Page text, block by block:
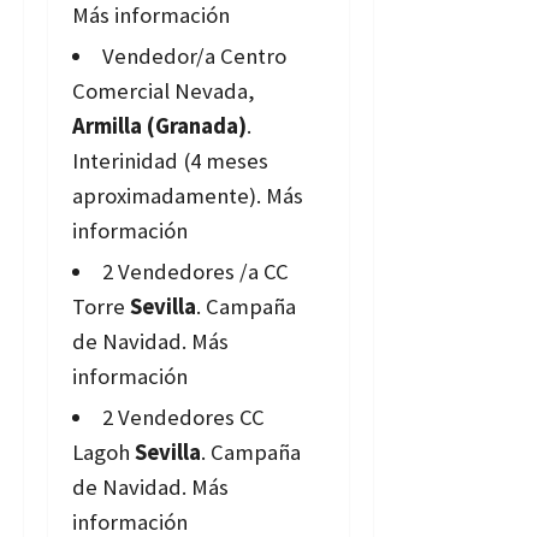
Más información
Vendedor/a Centro
Comercial Nevada,
Armilla (Granada).
Interinidad (4 meses
aproximadamente). Más
información
2 Vendedores /a CC
Torre Sevilla. Campaña
de Navidad. Más
información
2 Vendedores CC
Lagoh Sevilla. Campaña
de Navidad. Más
información